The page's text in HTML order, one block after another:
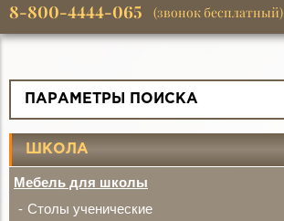
8-800-4444-065 (звонок бесплатный)
ПАРАМЕТРЫ ПОИСКА
ШКОЛА
Мебель для школы
Столы ученические